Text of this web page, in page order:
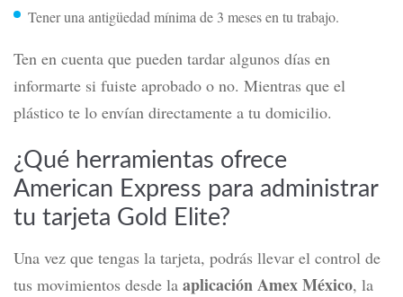
Tener una antigüedad mínima de 3 meses en tu trabajo.
Ten en cuenta que pueden tardar algunos días en
informarte si fuiste aprobado o no. Mientras que el
plástico te lo envían directamente a tu domicilio.
¿Qué herramientas ofrece
American Express para administrar
tu tarjeta Gold Elite?
Una vez que tengas la tarjeta, podrás llevar el control de
tus movimientos desde la aplicación Amex México, la